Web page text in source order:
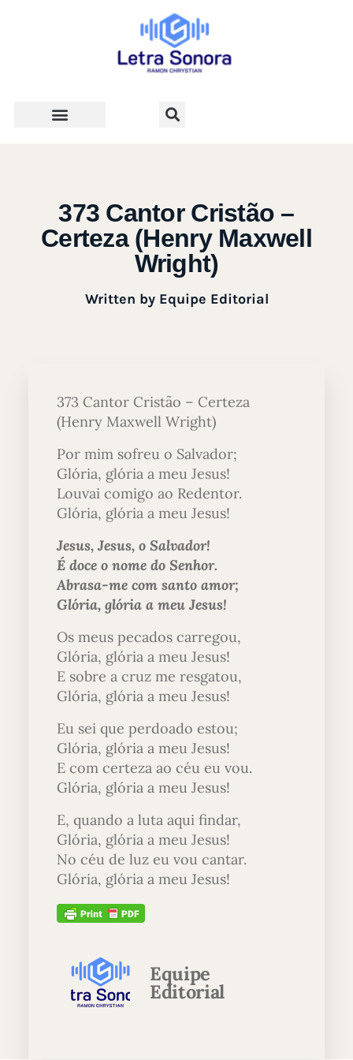
373 Cantor Cristão –
Certeza (Henry Maxwell
Wright)
Written byEquipe Editorial
373 Cantor Cristão – Certeza
(Henry Maxwell Wright)
Por mim sofreu o Salvador;
Glória, glória a meu Jesus!
Louvai comigo ao Redentor.
Glória, glória a meu Jesus!
Jesus, Jesus, o Salvador!
É doce o nome do Senhor.
Abrasa-me com santo amor;
Glória, glória a meu Jesus!
Os meus pecados carregou,
Glória, glória a meu Jesus!
E sobre a cruz me resgatou,
Glória, glória a meu Jesus!
Eu sei que perdoado estou;
Glória, glória a meu Jesus!
E com certeza ao céu eu vou.
Glória, glória a meu Jesus!
E, quando a luta aqui findar,
Glória, glória a meu Jesus!
No céu de luz eu vou cantar.
Glória, glória a meu Jesus!
Equipe
Editorial